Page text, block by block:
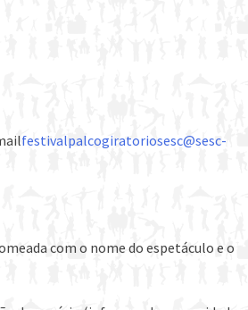
festivalpalcogiratoriosesc@sesc-
com o nome do espetáculo e o